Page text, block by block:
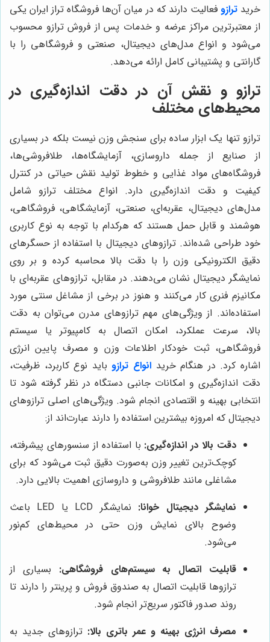
خرید ترازو فعالیت دارند که در میان آن‌ها فروشگاه تراز ایران یکی
از معتبرترین مراکز عرضه و خدمات پس از فروش ترازو محسوب
می‌شود و انواع مدل‌های دیجیتال، صنعتی و فروشگاهی را با
گارانتی و پشتیبانی کامل ارائه می‌دهد.
ترازو و نقش آن در دقت اندازه‌گیری در
محیط‌های مختلف
ترازو تنها یک ابزار ساده برای سنجش وزن نیست بلکه در بسیاری
از صنایع از جمله داروسازی، آزمایشگاه‌ها، طلافروشی‌ها،
فروشگاه‌های مواد غذایی و خطوط تولید نقش حیاتی در کنترل
کیفیت و دقت اندازه‌گیری دارد. انواع مختلف ترازو شامل
مدل‌های دیجیتال، عقربه‌ای، صنعتی، آزمایشگاهی، فروشگاهی،
هوشمند و قابل حمل هستند که هرکدام با توجه به نوع کاربری
خود طراحی شده‌اند. ترازوهای دیجیتال با استفاده از حسگرهای
دقیق الکترونیکی وزن را با دقت بالا محاسبه کرده و بر روی
نمایشگر دیجیتال نشان می‌دهند. در مقابل، ترازوهای عقربه‌ای با
مکانیزم فنری کار می‌کنند و هنوز در برخی از مشاغل سنتی مورد
استفاده‌اند. از ویژگی‌های مهم ترازوهای مدرن می‌توان به دقت
بالا، سرعت عملکرد، امکان اتصال به کامپیوتر یا سیستم
فروشگاهی، ثبت خودکار اطلاعات وزن و مصرف پایین انرژی
اشاره کرد. در هنگام خرید انواع ترازو باید نوع کاربرد، ظرفیت،
دقت اندازه‌گیری و امکانات جانبی دستگاه در نظر گرفته شود تا
انتخابی بهینه و اقتصادی انجام شود. ویژگی‌های اصلی ترازوهای
دیجیتال که امروزه بیشترین استفاده را دارند عبارت‌اند از:
دقت بالا در اندازه‌گیری: با استفاده از سنسورهای پیشرفته،
کوچک‌ترین تغییر وزن به‌صورت دقیق ثبت می‌شود که برای
مشاغلی مانند طلافروشی و داروسازی اهمیت بالایی دارد.
نمایشگر دیجیتال خوانا:
نمایشگر LCD یا LED باعث
وضوح بالای نمایش وزن حتی در محیط‌های کم‌نور
می‌شود.
قابلیت اتصال به سیستم‌های فروشگاهی: بسیاری از
ترازوها قابلیت اتصال به صندوق فروش و پرینتر را دارند تا
روند صدور فاکتور سریع‌تر انجام شود.
مصرف انرژی بهینه و عمر باتری بالا: ترازوهای جدید به